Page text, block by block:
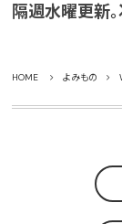
隔週水曜更新。
HOME よみもの